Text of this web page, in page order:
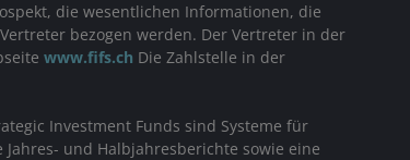
die wesentlichen Informationen, die
bezogen werden. Der Vertreter in der
www.fifs.ch Die Zahlstelle in der
Investment Funds sind Systeme für
und Halbjahresberichte sowie eine